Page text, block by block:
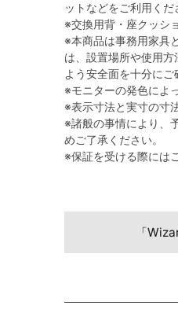
ットなどをご利用くだ
※交換用背・座クッシ
※本商品は事務用家具
は、設置場所や使用
よう安全面を十分にご
※モニターの発色によ
※表示寸法と実寸の寸
※諸般の事情により、
めご了承ください。
※保証を受ける際には
「